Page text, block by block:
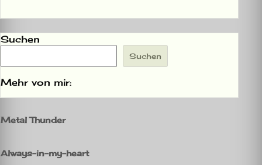
Suchen
Suchen
Mehr von mir:
Metal Thunder
Always-in-my-heart